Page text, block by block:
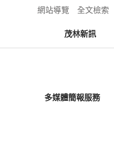
網站導覽 全文檢索
茂林新訊
多媒體簡報服務